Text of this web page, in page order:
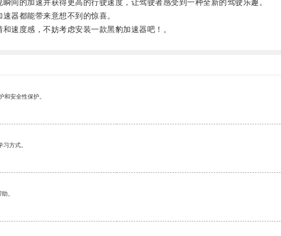
的加速并获得更高的行驶速度，让驾驶者感受到一种全新的驾驶乐趣。
器都能带来意想不到的惊喜。
度感，不妨考虑安装一款黑豹加速器吧！。
安全性保护。
方式。
。